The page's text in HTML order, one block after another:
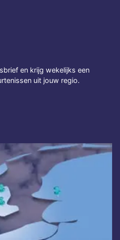
en krijg wekelijks een
uit jouw regio.